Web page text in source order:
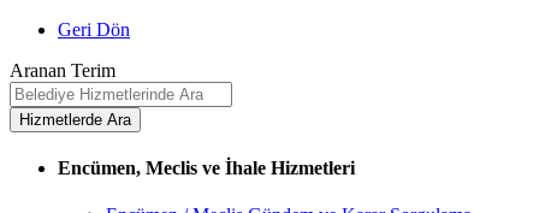
Geri Dön
Aranan Terim
Encümen, Meclis ve İhale Hizmetleri